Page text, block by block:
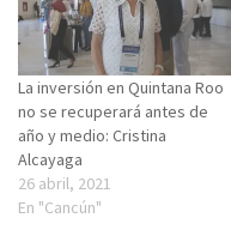
La inversión en Quintana Roo
no se recuperará antes de
año y medio: Cristina
Alcayaga
26 abril, 2021
En "Cancún"